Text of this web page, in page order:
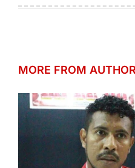
MORE FROM AUTHOR